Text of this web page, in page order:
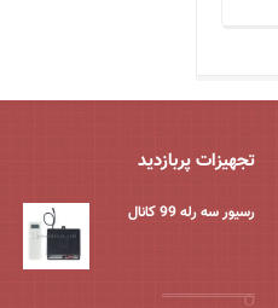
تجهیزات پربازدید
رسیور سه رله 99 کانال